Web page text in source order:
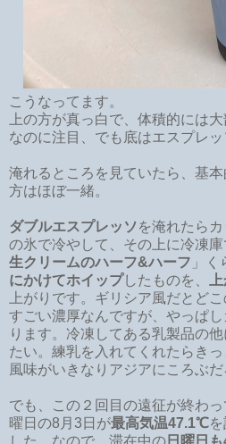
こうなってます。
上の方が真っ白で、体積的には
なのに注目、でも底はエスプレッ
淹れるところを見ていたら、基
方はほぼ一緒。
ダブルエスプレッソを淹れたら
の氷で冷やして、その上に冷凍庫
生クリームのハーフ&ハーフ 」
にかけてホイップしたものを、 上
上がりです。ギリシア風だとど
すごい濃厚なんですが、やっぱ
ります。冷凍してある乳製品の
たい。練乳を入れてくれたらきっ
風味がいきなりアジアにころぶ
でも、この２回目の遠征が終わ
曜日の8月3日が最高気温47.1℃